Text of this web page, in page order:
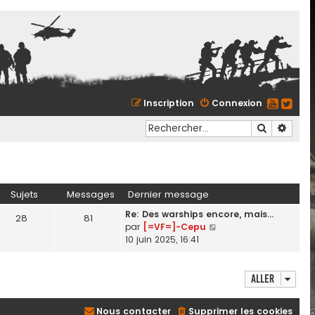
Connexion
Inscription
Sujets Messages Dernier message
28 81
Re: Des warships encore, mais…
par [=VF=]-Cepu
t
10 juin 2025, 16:41
Aller
Supprimer les cookies
Nous contacter